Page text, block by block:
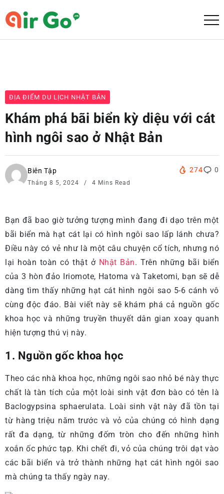
ĐỊA ĐIỂM DU LỊCH NHẬT BẢN
Khám phá bãi biển kỳ diệu với cát
hình ngôi sao ở Nhật Bản
Biên Tập
Tháng 8 5, 2024 4 Mins Read
274 0
Bạn đã bao giờ tưởng tượng mình đang đi dạo trên một
bãi biển mà hạt cát lại có hình ngôi sao lấp lánh chưa?
Điều này có vẻ như là một câu chuyện cổ tích, nhưng nó
lại hoàn toàn có thật ở Nhật Bản. Trên những bãi biển
của 3 hòn đảo Iriomote, Hatoma và Taketomi, bạn sẽ dễ
dàng tìm thấy những hạt cát hình ngôi sao 5-6 cánh vô
cùng độc đáo. Bài viết này sẽ khám phá cả nguồn gốc
khoa học và những truyền thuyết dân gian xoay quanh
hiện tượng thú vị này.
1. Nguồn gốc khoa học
Theo các nhà khoa học, những ngôi sao nhỏ bé này thực
chất là tàn tích của một loài sinh vật đơn bào có tên là
Baclogypsina sphaerulata. Loài sinh vật này đã tồn tại
từ hàng triệu năm trước và vỏ của chúng có hình dạng
rất đa dạng, từ những đốm tròn cho đến những hình
xoắn ốc phức tạp. Khi chết đi, vỏ của chúng trôi dạt vào
các bãi biển và trở thành những hạt cát hình ngôi sao
mà chúng ta thấy ngày nay.